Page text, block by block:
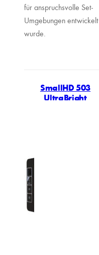
für anspruchsvolle Set-
Umgebungen entwickelt
wurde.
SmallHD 503
UltraBright